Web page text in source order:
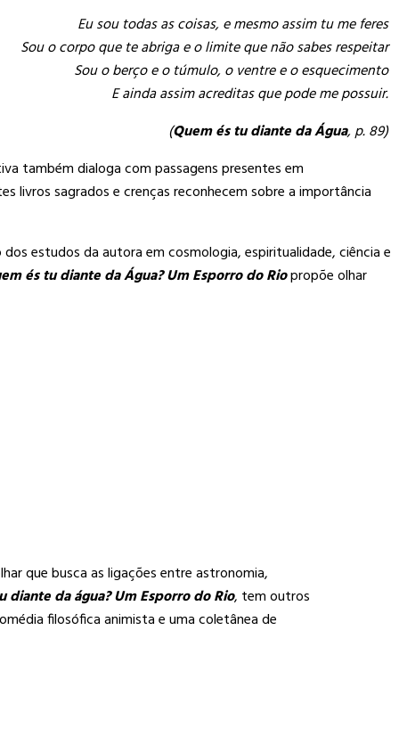
Eu sou todas as coisas, e mesmo assim tu me feres
Sou o corpo que te abriga e o limite que não sabes respeitar
Sou o berço e o túmulo, o ventre e o esquecimento
E ainda assim acreditas que pode me possuir.
(Quem és tu diante da Água, p. 89)
também dialoga com passagens presentes em
livros sagrados e crenças reconhecem sobre a importância
estudos da autora em cosmologia, espiritualidade, ciência e
és tu diante da Água?Um Esporro do Riopropõe olhar
que busca as ligações entre astronomia,
diante da água? Um Esporro do Rio, tem outros
filosófica animista e uma coletânea de